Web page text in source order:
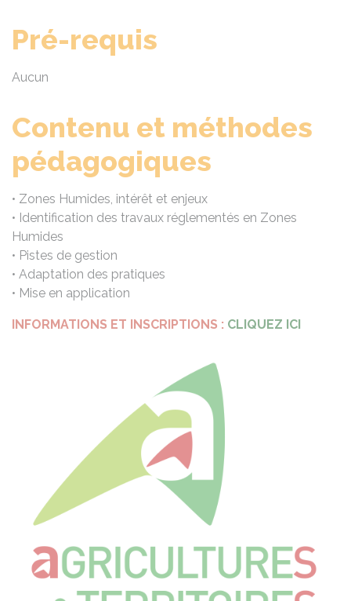
Pré-requis
Aucun
Contenu et méthodes
pédagogiques
• Zones Humides, intérêt et enjeux
• Identification des travaux réglementés en Zones
Humides
• Pistes de gestion
• Adaptation des pratiques
• Mise en application
INFORMATIONS ET INSCRIPTIONS : CLIQUEZ ICI